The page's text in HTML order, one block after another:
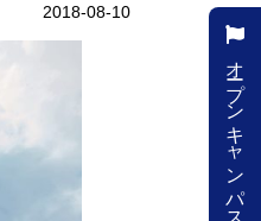
2018-08-10
オープンキャンパス